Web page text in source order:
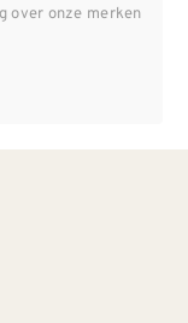
over onze merken